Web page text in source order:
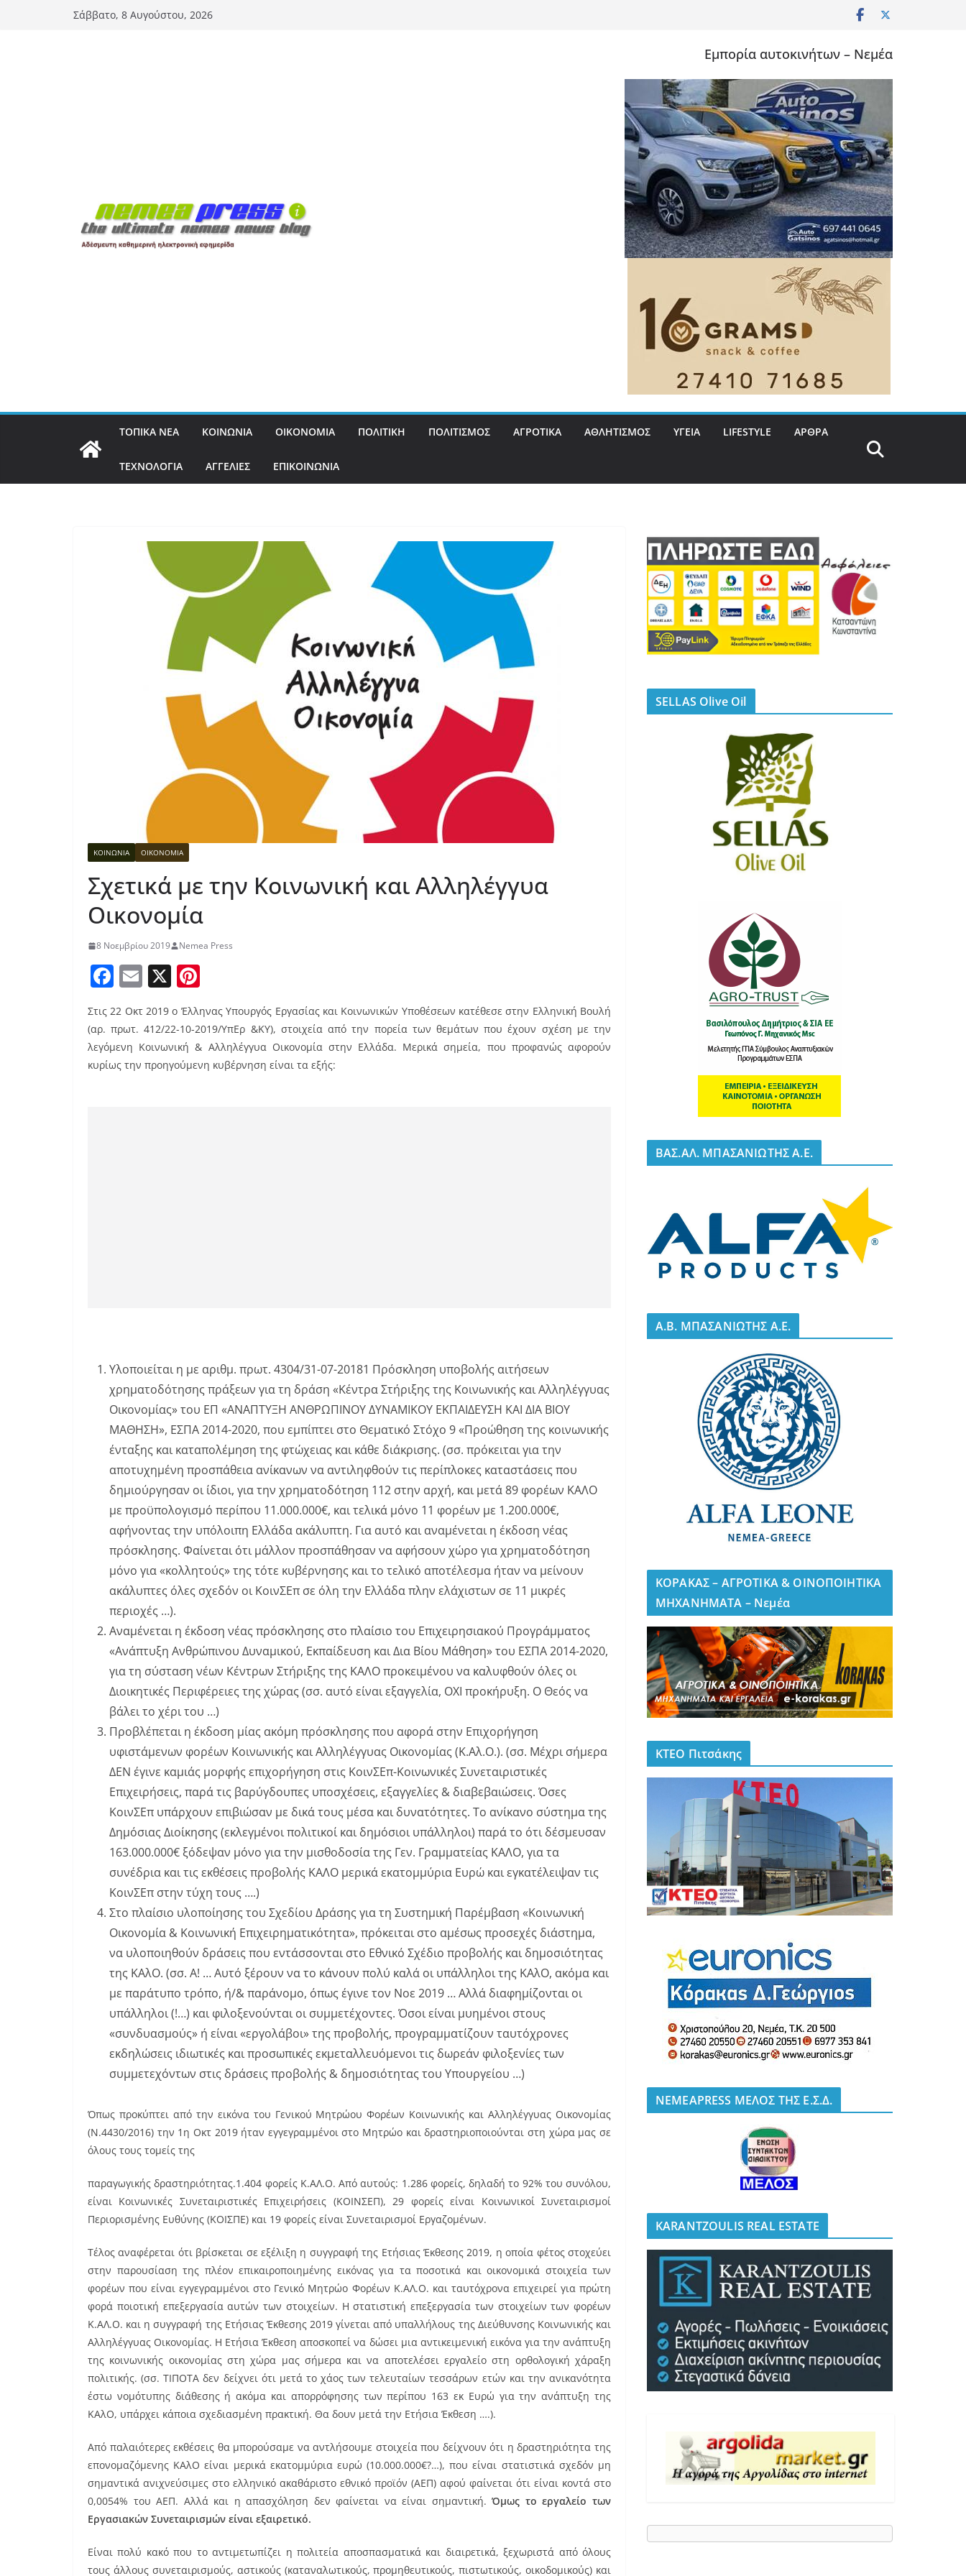
Σάββατο, 8 Αυγούστου, 2026
Εμπορία αυτοκινήτων – Νεμέα
ΤΟΠΙΚΑ ΝΕΑ ΚΟΙΝΩΝΙΑ ΟΙΚΟΝΟΜΙΑ ΠΟΛΙΤΙΚΗ ΠΟΛΙΤΙΣΜΟΣ ΑΓΡΟΤΙΚΑ ΑΘΛΗΤΙΣΜΟΣ ΥΓΕΙΑ LIFESTYLE ΑΡΘΡΑ
ΤΕΧΝΟΛΟΓΙΑ ΑΓΓΕΛΙΕΣ ΕΠΙΚΟΙΝΩΝΙΑ
ΚΟΙΝΩΝΙΑ ΟΙΚΟΝΟΜΙΑ
Σχετικά με την Κοινωνική και Αλληλέγγυα
Οικονομία
8 Νοεμβρίου 2019 Nemea Press
F
c
e
b
E
ai
l
X
er
e
st
Στις 22 Οκτ 2019 ο Έλληνας Υπουργός Εργασίας και Κοινωνικών Υποθέσεων κατέθεσε στην Ελληνική Βουλή
(αρ. πρωτ. 412/22-10-2019/ΥπΕρ &ΚΥ), στοιχεία από την πορεία των θεμάτων που έχουν σχέση με την
λεγόμενη Κοινωνική & Αλληλέγγυα Οικονομία στην Ελλάδα. Μερικά σημεία, που προφανώς αφορούν
κυρίως την προηγούμενη κυβέρνηση είναι τα εξής:
Υλοποιείται η με αριθμ. πρωτ. 4304/31-07-20181 Πρόσκληση υποβολής αιτήσεων
χρηματοδότησης πράξεων για τη δράση «Κέντρα Στήριξης της Κοινωνικής και Αλληλέγγυας
Οικονομίας» του ΕΠ «ΑΝΑΠΤΥΞΗ ΑΝΘΡΩΠΙΝΟΥ ΔΥΝΑΜΙΚΟΥ ΕΚΠΑΙΔΕΥΣΗ ΚΑΙ ΔΙΑ ΒΙΟΥ
ΜΑΘΗΣΗ», ΕΣΠΑ 2014-2020, που εμπίπτει στο Θεματικό Στόχο 9 «Προώθηση της κοινωνικής
ένταξης και καταπολέμηση της φτώχειας και κάθε διάκρισης. (σσ. πρόκειται για την
αποτυχημένη προσπάθεια ανίκανων να αντιληφθούν τις περίπλοκες καταστάσεις που
δημιούργησαν οι ίδιοι, για την χρηματοδότηση 112 στην αρχή, και μετά 89 φορέων ΚΑΛΟ
με προϋπολογισμό περίπου 11.000.000€, και τελικά μόνο 11 φορέων με 1.200.000€,
αφήνοντας την υπόλοιπη Ελλάδα ακάλυπτη. Για αυτό και αναμένεται η έκδοση νέας
πρόσκλησης. Φαίνεται ότι μάλλον προσπάθησαν να αφήσουν χώρο για χρηματοδότηση
μόνο για «κολλητούς» της τότε κυβέρνησης και το τελικό αποτέλεσμα ήταν να μείνουν
ακάλυπτες όλες σχεδόν οι ΚοινΣΕπ σε όλη την Ελλάδα πλην ελάχιστων σε 11 μικρές
περιοχές …).
Αναμένεται η έκδοση νέας πρόσκλησης στο πλαίσιο του Επιχειρησιακού Προγράμματος
«Ανάπτυξη Ανθρώπινου Δυναμικού, Εκπαίδευση και Δια Βίου Μάθηση» του ΕΣΠΑ 2014-2020,
για τη σύσταση νέων Κέντρων Στήριξης της ΚΑΛΟ προκειμένου να καλυφθούν όλες οι
Διοικητικές Περιφέρειες της χώρας (σσ. αυτό είναι εξαγγελία, ΟΧΙ προκήρυξη. Ο Θεός να
βάλει το χέρι του …)
Προβλέπεται η έκδοση μίας ακόμη πρόσκλησης που αφορά στην Επιχορήγηση
υφιστάμενων φορέων Κοινωνικής και Αλληλέγγυας Οικονομίας (Κ.Αλ.Ο.). (σσ. Μέχρι σήμερα
ΔΕΝ έγινε καμιάς μορφής επιχορήγηση στις ΚοινΣΕπ-Κοινωνικές Συνεταιριστικές
Επιχειρήσεις, παρά τις βαρύγδουπες υποσχέσεις, εξαγγελίες & διαβεβαιώσεις. Όσες
ΚοινΣΕπ υπάρχουν επιβιώσαν με δικά τους μέσα και δυνατότητες. Το ανίκανο σύστημα της
Δημόσιας Διοίκησης (εκλεγμένοι πολιτικοί και δημόσιοι υπάλληλοι) παρά το ότι δέσμευσαν
163.000.000€ ξόδεψαν μόνο για την μισθοδοσία της Γεν. Γραμματείας ΚΑΛΟ, για τα
συνέδρια και τις εκθέσεις προβολής ΚΑΛΟ μερικά εκατομμύρια Ευρώ και εγκατέλειψαν τις
ΚοινΣΕπ στην τύχη τους ….)
Στο πλαίσιο υλοποίησης του Σχεδίου Δράσης για τη Συστημική Παρέμβαση «Κοινωνική
Οικονομία & Κοινωνική Επιχειρηματικότητα», πρόκειται στο αμέσως προσεχές διάστημα,
να υλοποιηθούν δράσεις που εντάσσονται στο Εθνικό Σχέδιο προβολής και δημοσιότητας
της ΚΑλΟ. (σσ. Α! … Αυτό ξέρουν να το κάνουν πολύ καλά οι υπάλληλοι της ΚΑλΟ, ακόμα και
με παράτυπο τρόπο, ή/& παράνομο, όπως έγινε τον Νοε 2019 … Αλλά διαφημίζονται οι
υπάλληλοι (!…) και φιλοξενούνται οι συμμετέχοντες. Όσοι είναι μυημένοι στους
«συνδυασμούς» ή είναι «εργολάβοι» της προβολής, προγραμματίζουν ταυτόχρονες
εκδηλώσεις ιδιωτικές και προσωπικές εκμεταλλευόμενοι τις δωρεάν φιλοξενίες των
συμμετεχόντων στις δράσεις προβολής & δημοσιότητας του Υπουργείου …)
Όπως προκύπτει από την εικόνα του Γενικού Μητρώου Φορέων Κοινωνικής και Αλληλέγγυας Οικονομίας
(Ν.4430/2016) την 1η Οκτ 2019 ήταν εγγεγραμμένοι στο Μητρώο και δραστηριοποιούνται στη χώρα μας σε
όλους τους τομείς της
παραγωγικής δραστηριότητας.1.404 φορείς Κ.ΑΛ.Ο. Από αυτούς: 1.286 φορείς, δηλαδή το 92% του συνόλου,
είναι Κοινωνικές Συνεταιριστικές Επιχειρήσεις (ΚΟΙΝΣΕΠ), 29 φορείς είναι Κοινωνικοί Συνεταιρισμοί
Περιορισμένης Ευθύνης (ΚΟΙΣΠΕ) και 19 φορείς είναι Συνεταιρισμοί Εργαζομένων.
Τέλος αναφέρεται ότι βρίσκεται σε εξέλιξη η συγγραφή της Ετήσιας Έκθεσης 2019, η οποία φέτος στοχεύει
στην παρουσίαση της πλέον επικαιροποιημένης εικόνας για τα ποσοτικά και οικονομικά στοιχεία των
φορέων που είναι εγγεγραμμένοι στο Γενικό Μητρώο Φορέων Κ.ΑΛ.Ο. και ταυτόχρονα επιχειρεί για πρώτη
φορά ποιοτική επεξεργασία αυτών των στοιχείων. Η στατιστική επεξεργασία των στοιχείων των φορέων
Κ.ΑΛ.Ο. και η συγγραφή της Ετήσιας Έκθεσης 2019 γίνεται από υπαλλήλους της Διεύθυνσης Κοινωνικής και
Αλληλέγγυας Οικονομίας. Η Ετήσια Έκθεση αποσκοπεί να δώσει μια αντικειμενική εικόνα για την ανάπτυξη
της κοινωνικής οικονομίας στη χώρα μας σήμερα και να αποτελέσει εργαλείο στη ορθολογική χάραξη
πολιτικής. (σσ. ΤΙΠΟΤΑ δεν δείχνει ότι μετά το χάος των τελευταίων τεσσάρων ετών και την ανικανότητα
έστω νομότυπης διάθεσης ή ακόμα και απορρόφησης των περίπου 163 εκ Ευρώ για την ανάπτυξη της
ΚΑλΟ, υπάρχει κάποια σχεδιασμένη πρακτική. Θα δουν μετά την Ετήσια Έκθεση ….).
Από παλαιότερες εκθέσεις θα μπορούσαμε να αντλήσουμε στοιχεία που δείχνουν ότι η δραστηριότητα της
επονομαζόμενης ΚΑλΟ είναι μερικά εκατομμύρια ευρώ (10.000.000€?…), που είναι στατιστικά σχεδόν μη
σημαντικά ανιχνεύσιμες στο ελληνικό ακαθάριστο εθνικό προϊόν (ΑΕΠ) αφού φαίνεται ότι είναι κοντά στο
0,0054% του ΑΕΠ. Αλλά και η απασχόληση δεν φαίνεται να είναι σημαντική.Όμως το εργαλείο των
Εργασιακών Συνεταιρισμών είναι εξαιρετικό.
Είναι πολύ κακό που το αντιμετωπίζει η πολιτεία αποσπασματικά και διαιρετικά, ξεχωριστά από όλους
τους άλλους συνεταιρισμούς, αστικούς (καταναλωτικούς, προμηθευτικούς, πιστωτικούς, οικοδομικούς) και
SELLAS Olive Oil
BΑΣ.ΑΛ. ΜΠΑΣΑΝΙΩΤΗΣ Α.Ε.
A.B. ΜΠΑΣΑΝΙΩΤΗΣ Α.Ε.
ΚΟΡΑΚΑΣ – ΑΓΡΟΤΙΚΑ & ΟΙΝΟΠΟΙΗΤΙΚΑ
ΜΗΧΑΝΗΜΑΤΑ – Νεμέα
ΚΤΕΟ Πιτσάκης
NEMEAPRESS ΜΕΛΟΣ ΤΗΣ Ε.Σ.Δ.
KARANTZOULIS REAL ESTATE